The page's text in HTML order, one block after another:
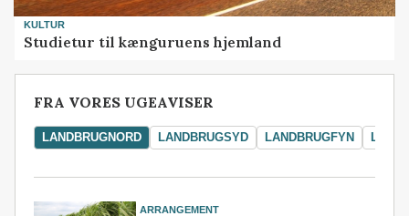
KULTUR
Studietur til kænguruens hjemland
FRA VORES UGEAVISER
LANDBRUGNORD LANDBRUGSYD LANDBRUGFYN
ARRANGEMENT